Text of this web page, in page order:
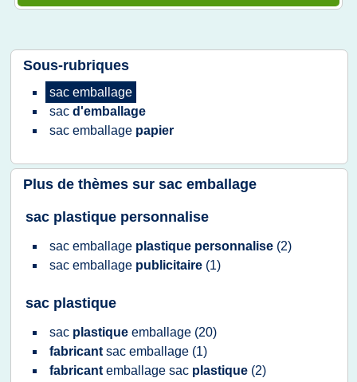
Sous-rubriques
sac emballage
sac d'emballage
sac emballage papier
Plus de thèmes sur sac emballage
sac plastique personnalise
sac emballage plastique personnalise (2)
sac emballage publicitaire (1)
sac plastique
sac plastique emballage (20)
fabricant sac emballage (1)
fabricant emballage sac plastique (2)